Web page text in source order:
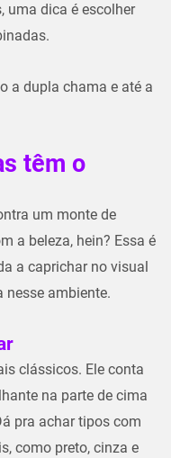
uma dica é escolher
a dupla chama e até a
têm o
um monte de
a beleza, hein? Essa é
a caprichar no visual
nesse ambiente.
clássicos. Ele conta
na parte de cima
pra achar tipos com
como preto, cinza e